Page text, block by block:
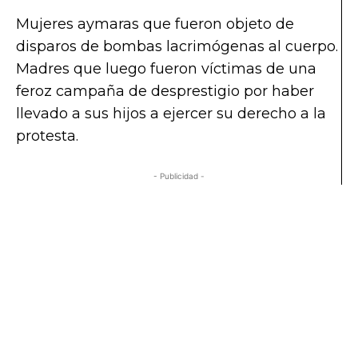
Mujeres aymaras que fueron objeto de
disparos de bombas lacrimógenas al cuerpo.
Madres que luego fueron víctimas de una
feroz campaña de desprestigio por haber
llevado a sus hijos a ejercer su derecho a la
protesta.
- Publicidad -